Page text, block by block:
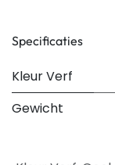
Specificaties
Kleur Verf
Gewicht